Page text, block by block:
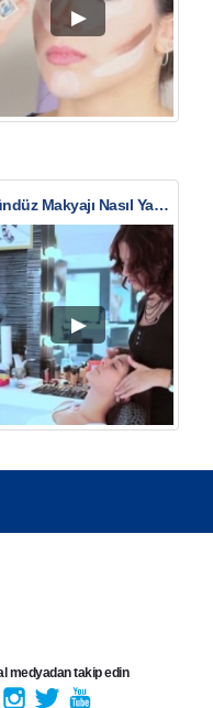
Gündüz Makyajı Nasıl Yapılır?
medyadan takip edin